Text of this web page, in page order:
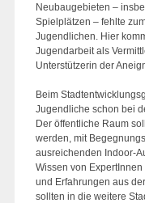
Neubaugebieten –
Spielplätzen – fehlte
Jugendlichen. Hier
Jugendarbeit als
Unterstützerin der
Beim
Jugendliche schon bei
Der öffentliche Raum
werden, mit
ausreichenden Indoor-
Wissen von
und Erfahrungen aus
sollten in die weitere